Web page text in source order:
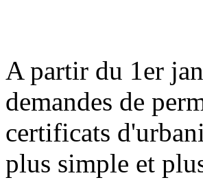
A partir du 1er
demandes de
certificats
plus simple et